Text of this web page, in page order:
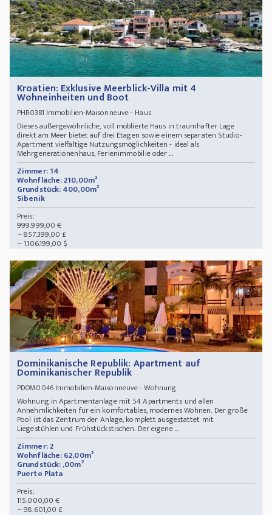
Kroatien: Exklusive Meerblick-Villa mit 4
Wohneinheiten und Boot
PHR0381 Immobilien-Maisonneuve - Haus
Dieses außergewöhnliche, voll möblierte Haus in traumhafter Lage
direkt am Meer bietet auf drei Etagen sowie einem separaten Studio-
Apartment vielfältige Nutzungsmöglichkeiten - ideal als
Mehrgenerationenhaus, Ferienimmobilie oder ...
Zimmer: 14
Wohnfläche: 210,00m²
Grundstück: 400,00m²
Sibenik
Preis:
999.999,00 €
~ 857.399,00 £
~ 1.106.199,00 $
Dominikanische Republik: Apartment auf
Dominikanischer Republik
PDOM0046Immobilien-Maisonneuve - Wohnung
Wohnung in Apartmentanlage mit 54 Apartments und allen
Annehmlichkeiten für ein komfortables, modernes Wohnen. Der große
Pool ist das Zentrum der Anlage, komplett ausgestattet mit
Liegestühlen und Frühstückstischen. Der eigene ...
Zimmer: 2
Wohnfläche: 62,00m²
Grundstück: ,00m²
Puerto Plata
Preis:
115.000,00 €
~ 98.601,00 £